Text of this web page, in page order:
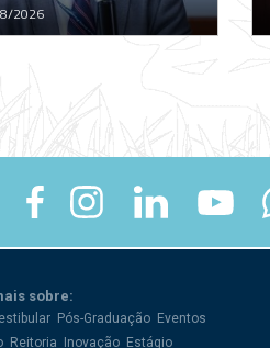
2026
sobre:
Pós-Graduação Eventos
Reitoria Inovação Estágio